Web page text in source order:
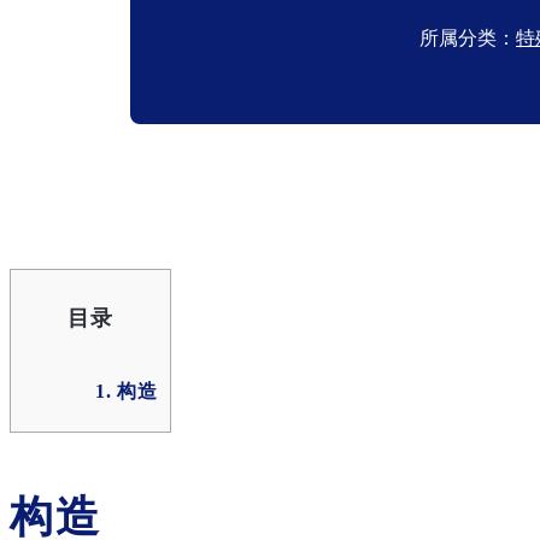
所属分类： 特
目录
1. 构造
构造